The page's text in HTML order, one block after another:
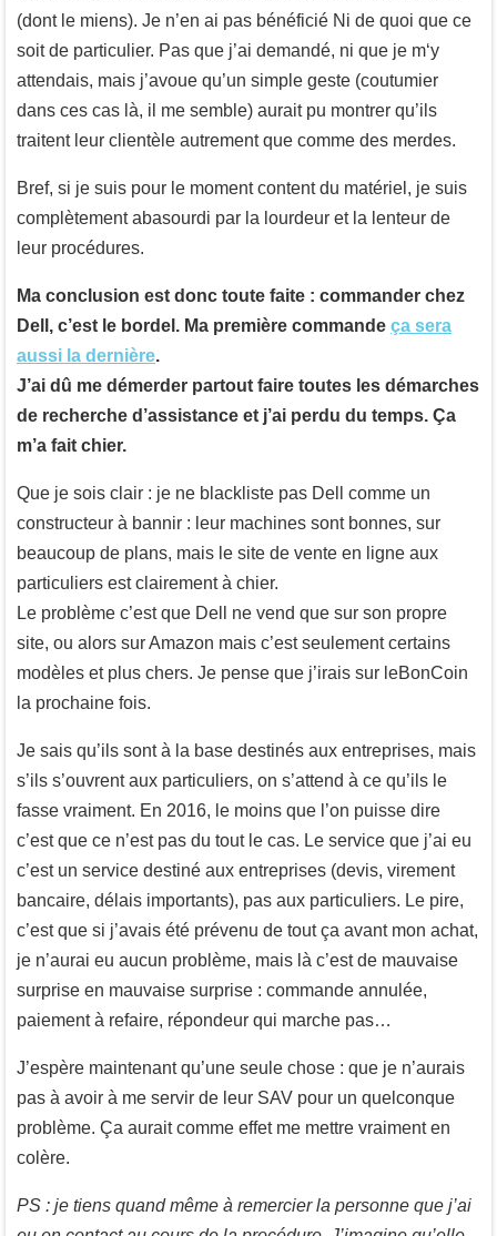
(dont le miens). Je n’en ai pas bénéficié Ni de quoi que ce
soit de particulier. Pas que j’ai demandé, ni que je m‘y
attendais, mais j’avoue qu’un simple geste (coutumier
dans ces cas là, il me semble) aurait pu montrer qu’ils
traitent leur clientèle autrement que comme des merdes.
Bref, si je suis pour le moment content du matériel, je suis
complètement abasourdi par la lourdeur et la lenteur de
leur procédures.
Ma conclusion est donc toute faite : commander chez
Dell, c’est le bordel. Ma première commande ça sera
aussi la dernière.
J’ai dû me démerder partout faire toutes les démarches
de recherche d’assistance et j’ai perdu du temps. Ça
m’a fait chier.
Que je sois clair : je ne blackliste pas Dell comme un
constructeur à bannir : leur machines sont bonnes, sur
beaucoup de plans, mais le site de vente en ligne aux
particuliers est clairement à chier.
Le problème c’est que Dell ne vend que sur son propre
site, ou alors sur Amazon mais c’est seulement certains
modèles et plus chers. Je pense que j’irais sur leBonCoin
la prochaine fois.
Je sais qu’ils sont à la base destinés aux entreprises, mais
s’ils s’ouvrent aux particuliers, on s’attend à ce qu’ils le
fasse vraiment. En 2016, le moins que l’on puisse dire
c’est que ce n’est pas du tout le cas. Le service que j’ai eu
c’est un service destiné aux entreprises (devis, virement
bancaire, délais importants), pas aux particuliers. Le pire,
c’est que si j’avais été prévenu de tout ça avant mon achat,
je n’aurai eu aucun problème, mais là c’est de mauvaise
surprise en mauvaise surprise : commande annulée,
paiement à refaire, répondeur qui marche pas…
J’espère maintenant qu’une seule chose : que je n’aurais
pas à avoir à me servir de leur SAV pour un quelconque
problème. Ça aurait comme effet me mettre vraiment en
colère.
PS : je tiens quand même à remercier la personne que j’ai